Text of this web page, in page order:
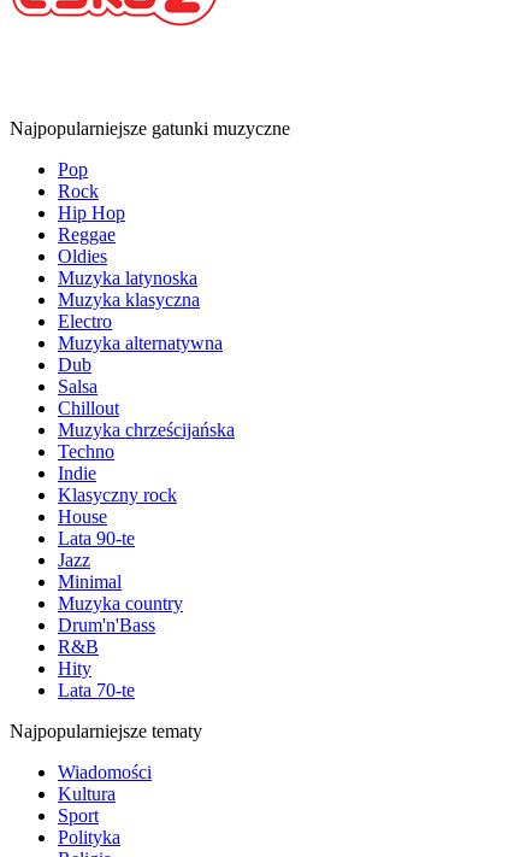
Najpopularniejsze gatunki muzyczne
Pop
Rock
Hip Hop
Reggae
Oldies
Muzyka latynoska
Muzyka klasyczna
Electro
Muzyka alternatywna
Dub
Salsa
Chillout
Muzyka chrześcijańska
Techno
Indie
Klasyczny rock
House
Lata 90-te
Jazz
Minimal
Muzyka country
Drum'n'Bass
R&B
Hity
Lata 70-te
Najpopularniejsze tematy
Wiadomości
Kultura
Sport
Polityka